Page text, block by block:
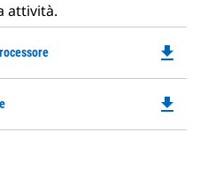
attività.
a
file_download
file_download